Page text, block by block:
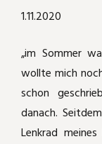
1.11.2020
„im Sommer
wollte mich
schon
danach.
Lenkrad
unserem